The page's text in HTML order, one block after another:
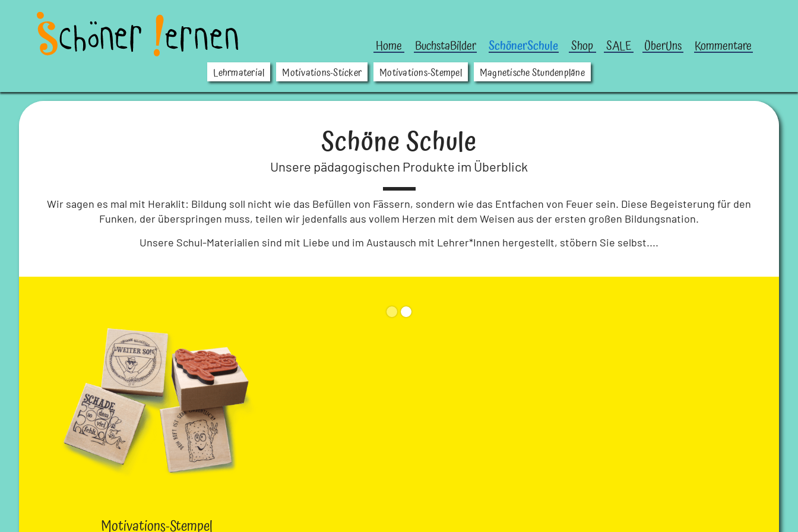
Home BuchstaBilder SchönerSchule Shop SALE ÜberUns Kommentare
Lehrmaterial Motivations-Sticker Motivations-Stempel Magnetische Stundenpläne
Schöne Schule
Unsere pädagogischen Produkte im Überblick
Wir sagen es mal mit Heraklit: Bildung soll nicht wie das Befüllen von Fässern, sondern wie das Entfachen von Feuer sein. Diese Begeisterung für den
Funken, der überspringen muss, teilen wir jedenfalls aus vollem Herzen mit dem Weisen aus der ersten großen Bildungsnation.
Unsere Schul-Materialien sind mit Liebe und im Austausch mit Lehrer*Innen hergestellt, stöbern Sie selbst....
Motivations-Stempel